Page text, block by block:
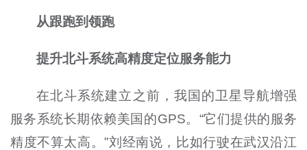
从跟跑到领跑
提升北斗系统高精度定位服务能力
在北斗系统建立之前，我国的卫星导航增强
服务系统长期依赖美国的GPS。“它们提供的服务
精度不算太高。”刘经南说，比如行驶在武汉沿江